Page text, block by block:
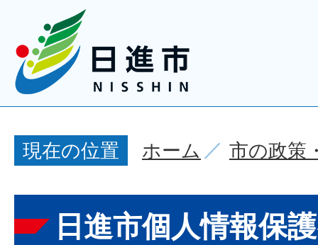
現在の位置 ホーム 市の政策
日進市個人情報保